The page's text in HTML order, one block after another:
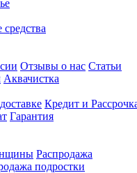
Отзывы о нас Статьи
Аквачистка
Кредит и
Гарантия
Распродажа
подростки